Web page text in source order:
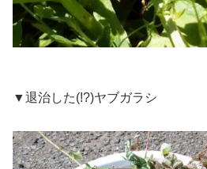
▼退治した(!?)ヤブガラシ